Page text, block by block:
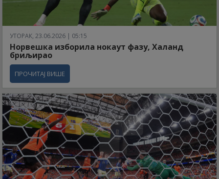
УТОРАК, 23.06.2026 | 05:15
Норвешка изборила нокаут фазу, Халанд
бриљирао
ПРОЧИТАЈ ВИШЕ